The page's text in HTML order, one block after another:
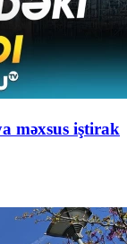
məxsus iştirak